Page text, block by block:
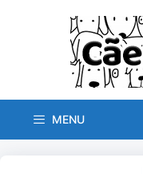
MENU